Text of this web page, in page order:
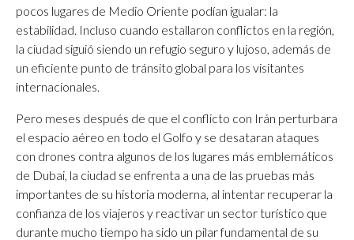
pocos lugares de Medio Oriente podían igualar: la
estabilidad. Incluso cuando estallaron conflictos en la región,
la ciudad siguió siendo un refugio seguro y lujoso, además de
un eficiente punto de tránsito global para los visitantes
internacionales.
Pero meses después de que el conflicto con Irán perturbara
el espacio aéreo en todo el Golfo y se desataran ataques
con drones contra algunos de los lugares más emblemáticos
de Dubai, la ciudad se enfrenta a una de las pruebas más
importantes de su historia moderna, al intentar recuperar la
confianza de los viajeros y reactivar un sector turístico que
durante mucho tiempo ha sido un pilar fundamental de su